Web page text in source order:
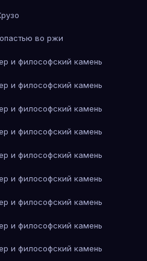
во ржи
и философский камень
и философский камень
и философский камень
и философский камень
и философский камень
и философский камень
и философский камень
и философский камень
и философский камень